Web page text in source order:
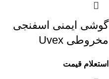
گوشی ایمنی اسفنجی
مخروطی Uvex
استعلام قیمت